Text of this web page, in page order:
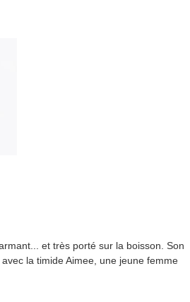
et très porté sur la boisson. Son
la timide Aimee, une jeune femme